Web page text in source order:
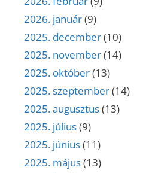
2026. január(9)
2025. december(10)
2025. november(14)
2025. október(13)
2025. szeptember(14)
2025. augusztus(13)
2025. július(9)
2025. június(11)
2025. május(13)